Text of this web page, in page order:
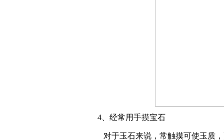
4、经常用手摸宝石
对于玉石来说，常触摸可使玉质